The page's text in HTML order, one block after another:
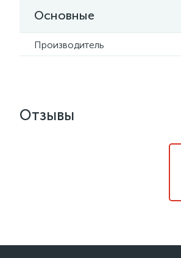
Основные
Производитель
Отзывы